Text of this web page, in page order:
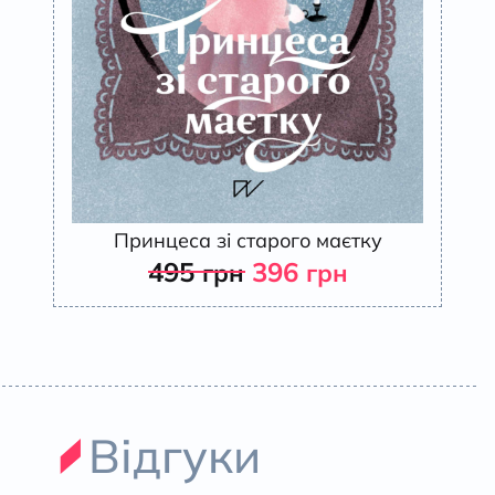
Принцеса зі старого маєтку
495грн 396 грн
Відгуки